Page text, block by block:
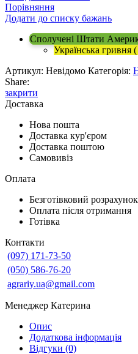
Порівняння
Додати до списку бажань
Сполучені Штати
Українська гривня
Артикул: Невідомо Категорія:
Share:
закрити
Доставка
Нова пошта
Доставка кур'єром
Доставка поштою
Самовивіз
Оплата
Безготівковий розрахунок
Оплата після отримання
Готівка
Контакти
(097) 171-73-50
(050) 586-76-20
agrariy.ua@gmail.com
Менеджер Катерина
Опис
Додаткова інформація
Відгуки (0)